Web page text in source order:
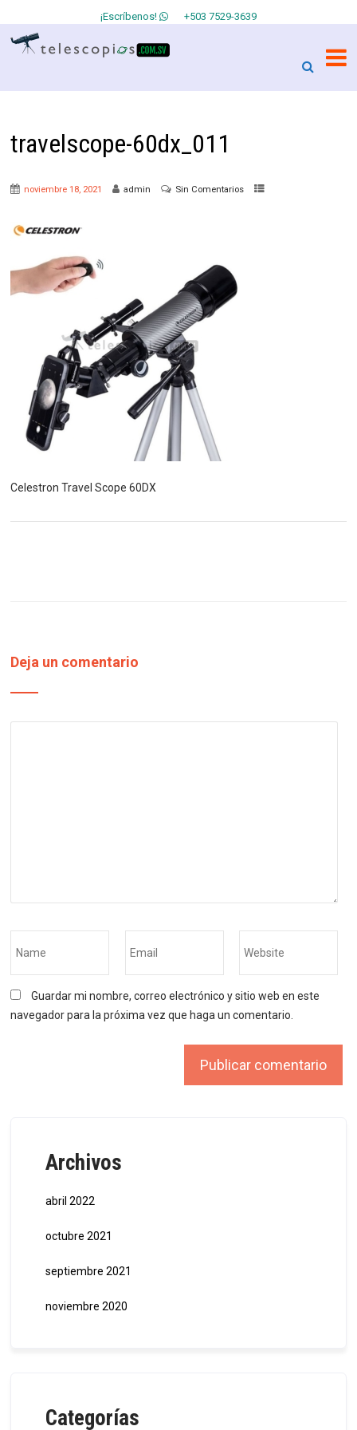
¡Escríbenos! +503 7529-3639
travelscope-60dx_011
noviembre 18, 2021 admin Sin Comentarios
Celestron Travel Scope 60DX
Deja un comentario
Guardar mi nombre, correo electrónico y sitio web en este
navegador para la próxima vez que haga un comentario.
Archivos
abril 2022
octubre 2021
septiembre 2021
noviembre 2020
Categorías